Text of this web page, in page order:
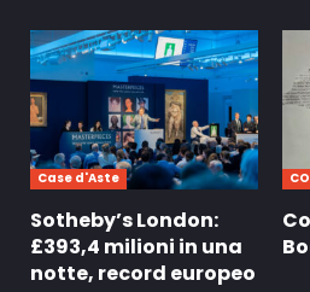
Case d'Aste
Sotheby’s London:
£393,4 milioni in una
notte, record europeo